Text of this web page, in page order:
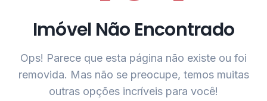
Imóvel Não Encontrado
Ops! Parece que esta página não existe ou foi
removida. Mas não se preocupe, temos muitas
outras opções incríveis para você!